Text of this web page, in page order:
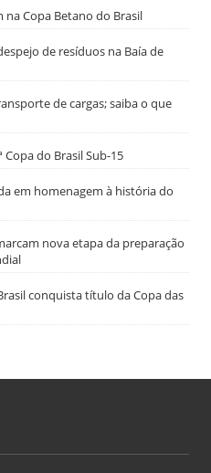
na Copa Betano do Brasil
de resíduos na Baía de
de cargas; saiba o que
do Brasil Sub-15
em homenagem à história do
nova etapa da preparação
conquista título da Copa das